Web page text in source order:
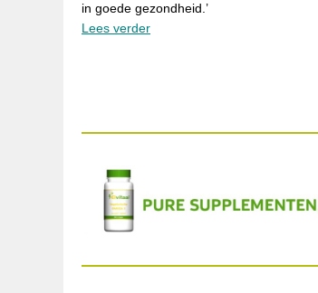
in goede gezondheid.’
Lees verder